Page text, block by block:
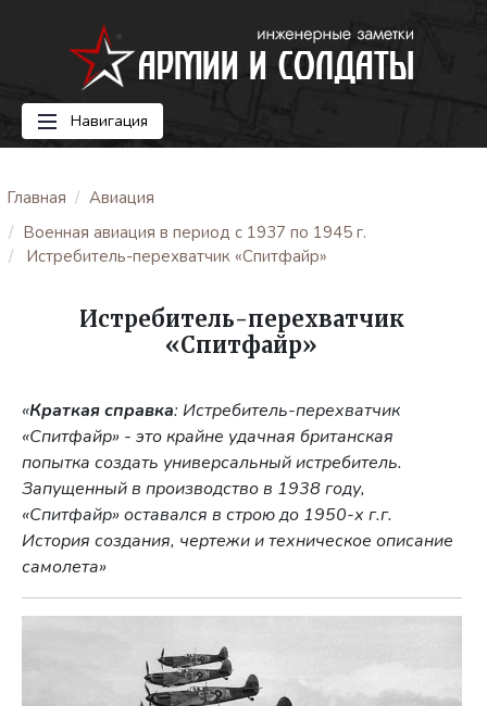
Навигация
Главная
Авиация
Военная авиация в период с 1937 по 1945 г.
Истребитель-перехватчик «Спитфайр»
Истребитель-перехватчик
«Спитфайр»
«Краткая справка: Истребитель-перехватчик
«Спитфайр» - это крайне удачная британская
попытка создать универсальный истребитель.
Запущенный в производство в 1938 году,
«Спитфайр» оставался в строю до 1950-х г.г.
История создания, чертежи и техническое описание
самолета»